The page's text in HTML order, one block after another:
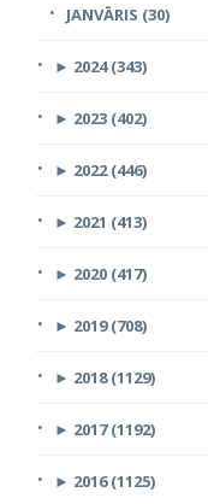
JANVĀRIS (30)
► 2024 (343)
► 2023 (402)
► 2022 (446)
► 2021 (413)
► 2020 (417)
► 2019 (708)
► 2018 (1129)
► 2017 (1192)
► 2016 (1125)